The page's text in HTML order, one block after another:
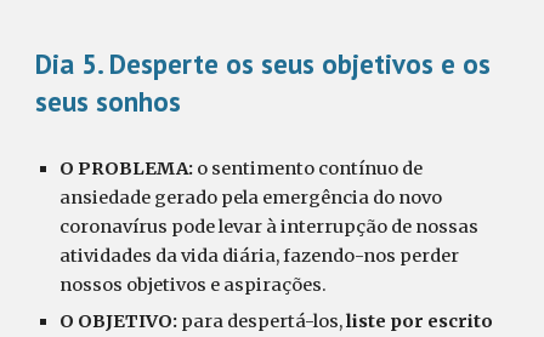
Dia 5. Desperte os seus objetivos e os
seus sonhos
O PROBLEMA: o sentimento contínuo de
ansiedade gerado pela emergência do novo
coronavírus pode levar à interrupção de nossas
atividades da vida diária, fazendo-nos perder
nossos objetivos e aspirações.
O OBJETIVO: para despertá-los,liste por escrito